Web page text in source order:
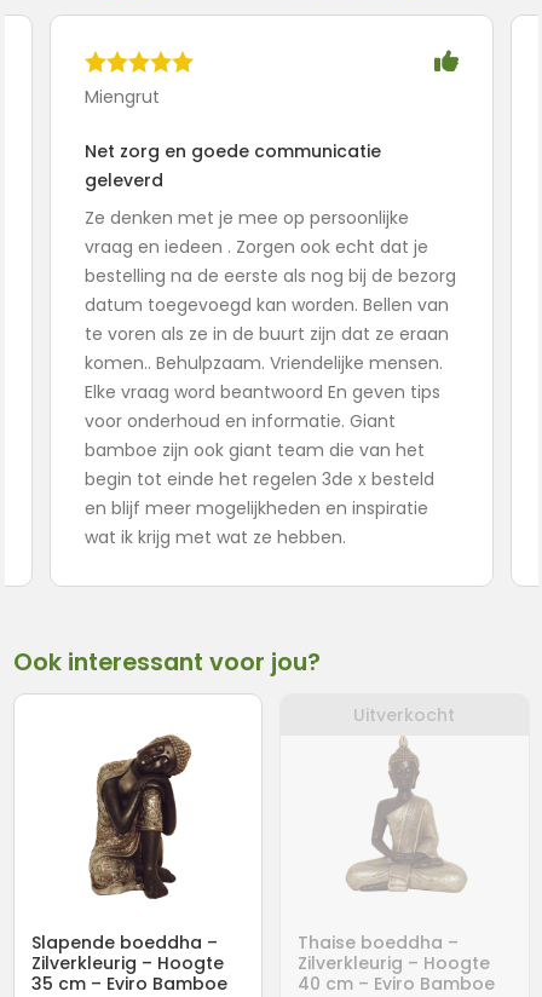
Miengrut
Net zorg en goede communicatie
geleverd
Ze denken met je mee op persoonlijke
vraag en iedeen . Zorgen ook echt dat je
bestelling na de eerste als nog bij de bezorg
datum toegevoegd kan worden. Bellen van
te voren als ze in de buurt zijn dat ze eraan
komen.. Behulpzaam. Vriendelijke mensen.
Elke vraag word beantwoord En geven tips
voor onderhoud en informatie. Giant
bamboe zijn ook giant team die van het
begin tot einde het regelen 3de x besteld
en blijf meer mogelijkheden en inspiratie
wat ik krijg met wat ze hebben.
Ook interessant voor jou?
Slapende boeddha –
Zilverkleurig – Hoogte
35 cm – Eviro Bamboe
Uitverkocht
Thaise boeddha –
Zilverkleurig – Hoogte
40 cm – Eviro Bamboe